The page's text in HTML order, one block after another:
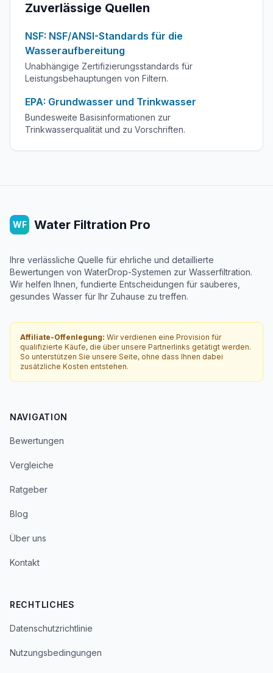
Zuverlässige Quellen
NSF: NSF/ANSI-Standards für die
Wasseraufbereitung
Unabhängige Zertifizierungsstandards für
Leistungsbehauptungen von Filtern.
EPA: Grundwasser und Trinkwasser
Bundesweite Basisinformationen zur
Trinkwasserqualität und zu Vorschriften.
WF Water Filtration Pro
Ihre verlässliche Quelle für ehrliche und detaillierte
Bewertungen von WaterDrop-Systemen zur Wasserfiltration.
Wir helfen Ihnen, fundierte Entscheidungen für sauberes,
gesundes Wasser für Ihr Zuhause zu treffen.
Affiliate-Offenlegung: Wir verdienen eine Provision für
qualifizierte Käufe, die über unsere Partnerlinks getätigt werden.
So unterstützen Sie unsere Seite, ohne dass Ihnen dabei
zusätzliche Kosten entstehen.
NAVIGATION
Bewertungen
Vergleiche
Ratgeber
Blog
Über uns
Kontakt
RECHTLICHES
Datenschutzrichtlinie
Nutzungsbedingungen